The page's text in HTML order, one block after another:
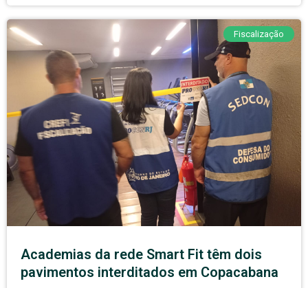
Fiscalização
Academias da rede Smart Fit têm dois
pavimentos interditados em Copacabana